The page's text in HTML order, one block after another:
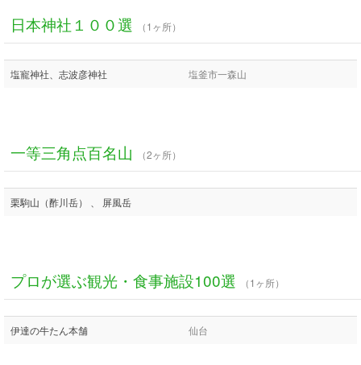
日本神社１００選 （1ヶ所）
塩寵神社、志波彦神社 塩釜市一森山
一等三角点百名山 （2ヶ所）
栗駒山（酢川岳） 、 屏風岳
プロが選ぶ観光・食事施設100選 （1ヶ所）
伊達の牛たん本舗 仙台